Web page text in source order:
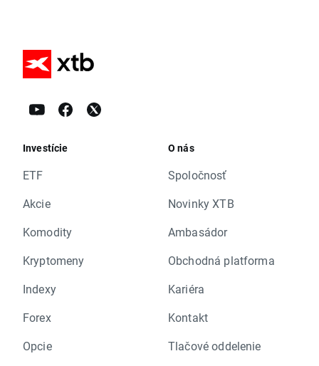
Investície
ETF
Akcie
Komodity
Kryptomeny
Indexy
Forex
Opcie
O nás
Spoločnosť
Novinky XTB
Ambasádor
Obchodná platforma
Kariéra
Kontakt
Tlačové oddelenie